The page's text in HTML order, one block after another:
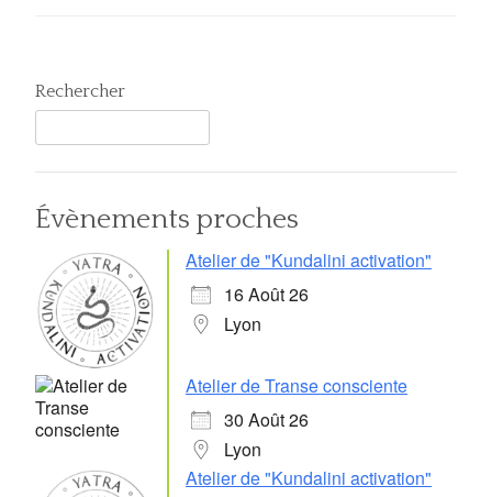
Rechercher
Évènements proches
Atelier de "Kundalini activation"
16 Août 26
Lyon
Atelier de Transe consciente
30 Août 26
Lyon
Atelier de "Kundalini activation"